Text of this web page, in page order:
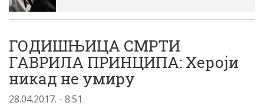
ГОДИШЊИЦА СМРТИ
ГАВРИЛА ПРИНЦИПА: Хероји
никад не умиру
28.04.2017. - 8:51